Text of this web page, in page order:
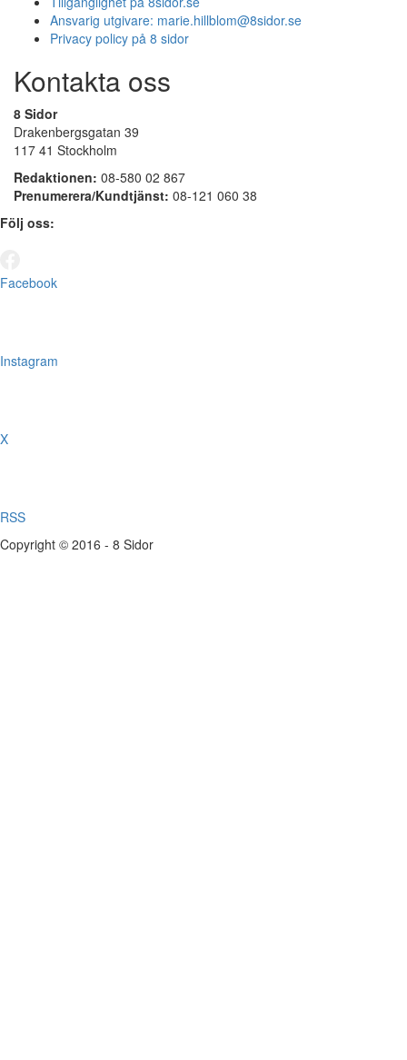
Ansvarig utgivare: marie.hillblom@8sidor.se
Privacy policy på 8 sidor
Kontakta oss
8 Sidor
Drakenbergsgatan 39
117 41 Stockholm
Redaktionen: 08-580 02 867
Prenumerera/Kundtjänst: 08-121 060 38
Följ oss:
Facebook
Instagram
X
RSS
Copyright © 2016 - 8 Sidor